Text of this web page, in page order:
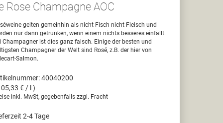
Rose Champagne AOC
gelten gemeinhin als nicht Fisch nicht Fleisch und
nur dann getrunken, wenn einem nichts besseres einfällt.
Champagner ist dies ganz falsch. Einige der besten und
Champagner der Welt sind Rosé, z.B. der hier von
Salmon.
40040200
€ / l )
inkl. MwSt, gegebenfalls zzgl. Fracht
2-4 Tage